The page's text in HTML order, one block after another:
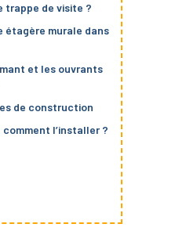
trappe de visite ?
étagère murale dans
et les ouvrants
de construction
l’installer ?